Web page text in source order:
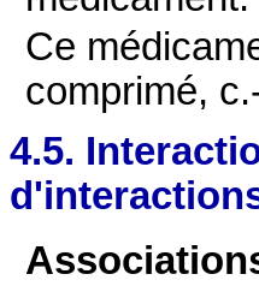
Ce
comprimé,
4.5.